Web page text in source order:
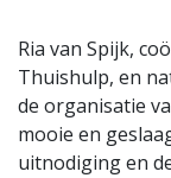
Ria van Spijk,
Thuishulp, en
de organisatie
mooie en
uitnodiging en